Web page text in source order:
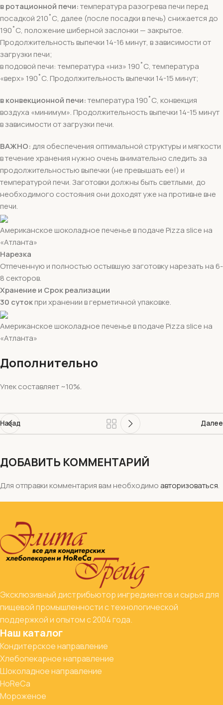
в ротационной печи:температура разогрева печи перед
посадкой 210˚С, далее (после посадки в печь) снижается до
190˚С, положение шиберной заслонки — закрытое.
Продолжительность выпечки 14-16 минут, в зависимости от
загрузки печи;
в подовой печи: температура «низ» 190˚С, температура
«верх» 190˚С. Продолжительность выпечки 14-15 минут;
в конвекционной печи:температура 190˚С, конвекция
воздуха «минимум». Продолжительность выпечки 14-15 минут
в зависимости от загрузки печи.
ВАЖНО: для обеспечения оптимальной структуры и мягкости
в течение хранения нужно очень внимательно следить за
продолжительностью выпечки (не превышать ее!) и
температурой печи. Заготовки должны быть светлыми, до
необходимого состояния они доходят уже на противне вне
печи.
Американское шоколадное печенье в подаче Pizza slice на
«Атланта»
Нарезка
Отпеченную и полностью остывшую заготовку нарезать на 6-
8 секторов.
Хранение и Срок реализации
30 сутокпри хранении в герметичной упаковке.
Американское шоколадное печенье в подаче Pizza slice на
«Атланта»
Дополнительно
Упек составляет ~10%.
Назад Далее
ДОБАВИТЬ КОММЕНТАРИЙ
Для отправки комментария вам необходимоавторизоваться.
Эксклюзивный дистрибьютор ингредиентов и сырья для
пищевой промышленности с технологической
поддержкой и опытом с 2004 года.
Наш каталог
Кондитерское направление
Хлебопекарное направление
Шоколадное направление
HoReCa
Мороженое